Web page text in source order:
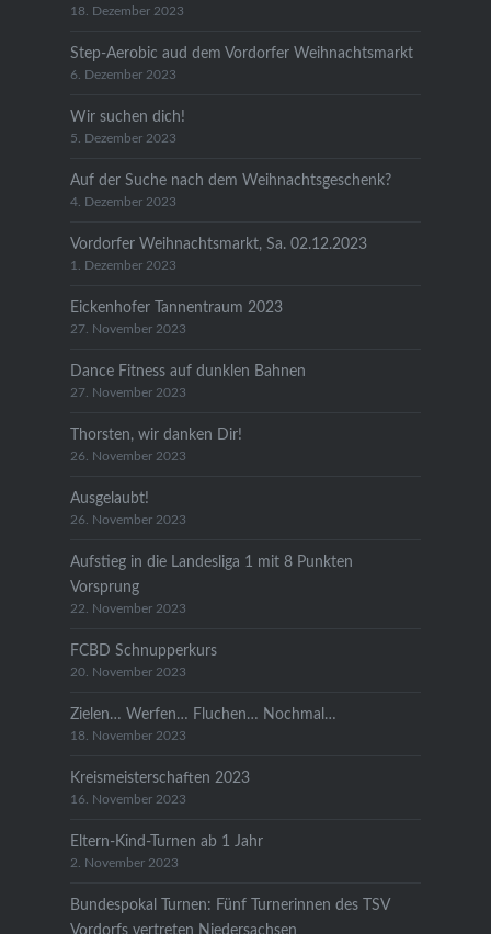
18. Dezember 2023
Step-Aerobic aud dem Vordorfer Weihnachtsmarkt
6. Dezember 2023
Wir suchen dich!
5. Dezember 2023
Auf der Suche nach dem Weihnachtsgeschenk?
4. Dezember 2023
Vordorfer Weihnachtsmarkt, Sa. 02.12.2023
1. Dezember 2023
Eickenhofer Tannentraum 2023
27. November 2023
Dance Fitness auf dunklen Bahnen
27. November 2023
Thorsten, wir danken Dir!
26. November 2023
Ausgelaubt!
26. November 2023
Aufstieg in die Landesliga 1 mit 8 Punkten
Vorsprung
22. November 2023
FCBD Schnupperkurs
20. November 2023
Zielen… Werfen… Fluchen… Nochmal…
18. November 2023
Kreismeisterschaften 2023
16. November 2023
Eltern-Kind-Turnen ab 1 Jahr
2. November 2023
Bundespokal Turnen: Fünf Turnerinnen des TSV
Vordorfs vertreten Niedersachsen